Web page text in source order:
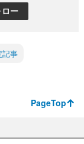
ー
記事
PageTop